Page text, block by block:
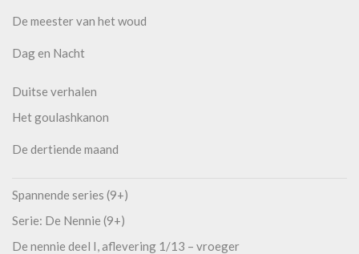
De meester van het woud
Dag en Nacht
Duitse verhalen
Het goulashkanon
De dertiende maand
Spannende series (9+)
Serie: De Nennie (9+)
De nennie deel I, aflevering 1/13 – vroeger